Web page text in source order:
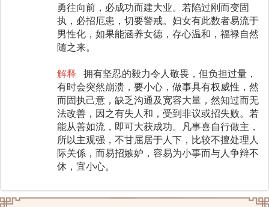
勇往向前，必成功而建大业。若陷过刚而变固
执，必招厄患，切要警戒。妇女有此数者易流于
男性化，如果能涵养女德，存心温和，福禄自然
随之来。
解释
拥有坚忍的毅力令人敬畏，但负担过量，
有时会突然崩溃，要小心，做事具有权威性，然
而固执己意，缺乏沟通及宽容大量，然知过而无
法改善，因之有失人和，受到非议或招失败。若
能从善如流，即可大获成功。凡事喜自行做主，
所以主观强，不甘屈居于人下，比较不擅处理人
际关係，而易招嫉妒，容易为小事而与人争辩不
休，宜小心。